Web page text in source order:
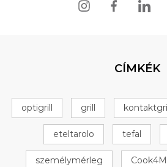
CÍMKÉK
optigrill grill kontaktgrill
eteltarolo tefal
személymérleg